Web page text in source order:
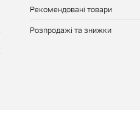
Рекомендовані товари
Розпродажі та знижки